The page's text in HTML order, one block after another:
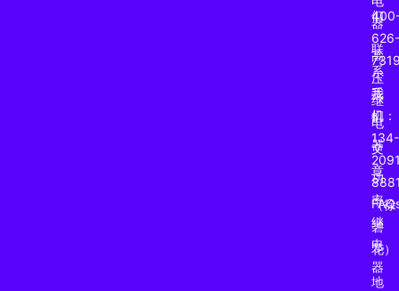
器
高
压
继
电
器
功
率
继
电
器
们
联
系
我
们
文
章
626-
手
机：
134-
（徐
碧
花）
地